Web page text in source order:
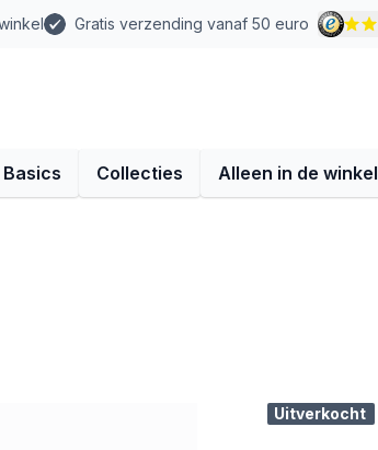
Gratis verzending vanaf 50 euro
Basics Collecties Alleen in de winkel
Uitverkocht